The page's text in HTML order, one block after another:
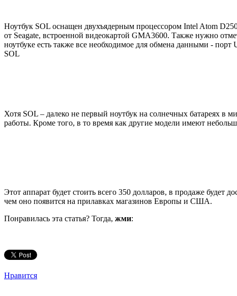
Ноутбук SOL оснащен двухъядерным процессором Intel Atom
от Seagate, встроенной видеокартой GMA3600. Также нужно
ноутбуке есть также все необходимое для обмена данными -
SOL
Хотя SOL – далеко не первый ноутбук на солнечных батареях в
работы. Кроме того, в то время как другие модели имеют
Этот аппарат будет стоить всего 350 долларов, в продаже
чем оно появится на прилавках магазинов Европы и США.
Понравилась эта статья? Тогда, жми:
Нравится